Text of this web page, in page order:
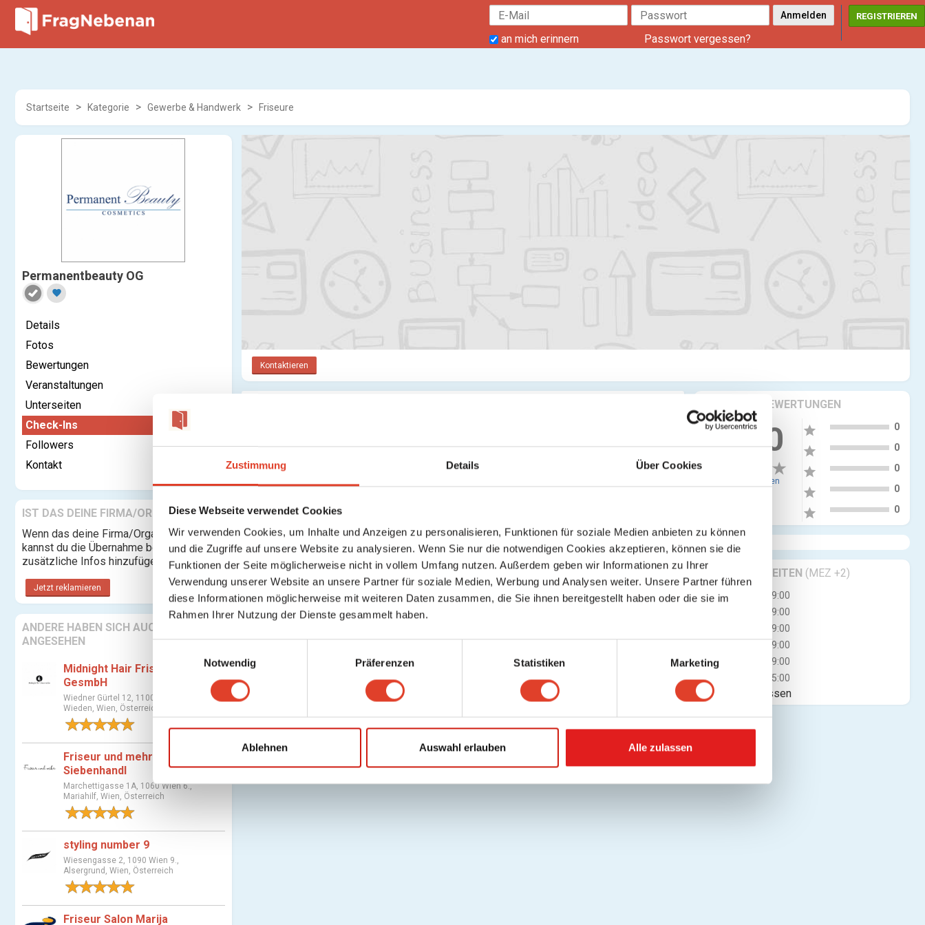
Zustimmung Details Über Cookies
Diese Webseite verwendet Cookies
Wir verwenden Cookies, um Inhalte und Anzeigen zu personalisieren, Funktionen für soziale Medien anbieten zu können
und die Zugriffe auf unsere Website zu analysieren. Wenn Sie nur die notwendigen Cookies akzeptieren, können sie die
Funktionen der Seite möglicherweise nicht in vollem Umfang nutzen. Außerdem geben wir Informationen zu Ihrer
Verwendung unserer Website an unsere Partner für soziale Medien, Werbung und Analysen weiter. Unsere Partner führen
diese Informationen möglicherweise mit weiteren Daten zusammen, die Sie ihnen bereitgestellt haben oder die sie im
Rahmen Ihrer Nutzung der Dienste gesammelt haben.
w
i
l
g
u
g
a
Notwendig Präferenzen Statistiken Marketing
Ablehnen Auswahl erlauben Alle zulassen
an mich erinnern Passwort vergessen?
REGISTRIEREN
Startseite Kategorie Gewerbe & Handwerk Friseure
Permanentbeauty OG
favorite
Details
Fotos
Bewertungen
Veranstaltungen
Unterseiten
Check-Ins
Followers
Kontakt
IST DAS DEINE FIRMA/ORGANISATION?
Wenn das deine Firma/Organisation ist,
kannst du die Übernahme beantragen und
zusätzliche Infos hinzufügen.
Jetzt reklamieren
ANDERE HABEN SICH AUCH
ANGESEHEN
Midnight Hair Friseursalon
GesmbH
Wiedner Gürtel 12, 1100 Wien 4.,
Wieden, Wien, Österreich
Friseur und mehr Martha
Siebenhandl
Marchettigasse 1A, 1060 Wien 6.,
Mariahilf, Wien, Österreich
styling number 9
Wiesengasse 2, 1090 Wien 9.,
Alsergrund, Wien, Österreich
Friseur Salon Marija
Kontaktieren
KRITIKEN & BEWERTUNGEN
0.00
0 Bewertungen
star 0
star 0
star 0
star 0
star 0
GESCHÄFTSZEITEN (MEZ +2)
Mo
09:00 - 19:00
09:00 - 19:00
09:00 - 19:00
09:00 - 19:00
Fr
09:00 - 19:00
Sa
09:00 - 15:00
Jetzt geschlossen